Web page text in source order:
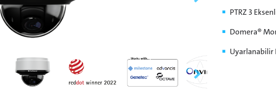
PTRZ 3
Domera®
Uyarlanabilir